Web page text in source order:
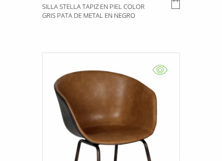
SILLA STELLA TAPIZ EN PIEL COLOR
GRIS PATA DE METAL EN NEGRO